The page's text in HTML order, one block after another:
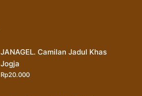
JANAGEL. Camilan Jadul Khas
Jogja
Rp20.000